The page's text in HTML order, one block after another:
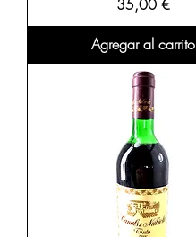
35,00 €
Agregar al carrito